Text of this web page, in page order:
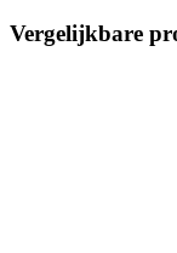
Vergelijkbare